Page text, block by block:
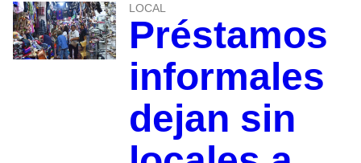
LOCAL
Préstamos
informales
dejan sin